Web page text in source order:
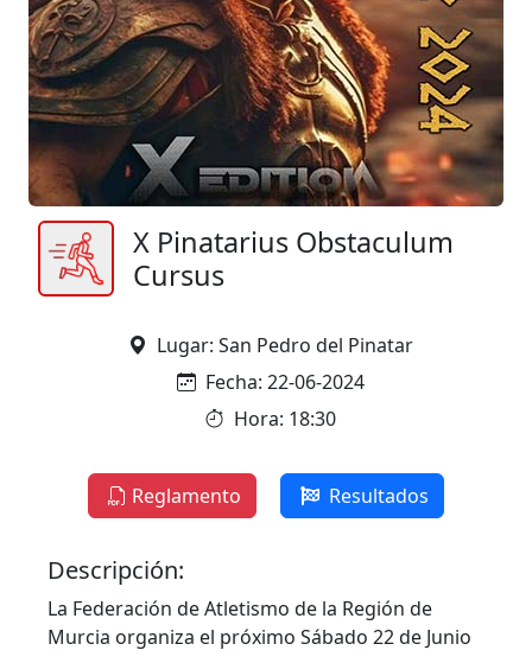
X Pinatarius Obstaculum
Cursus
Lugar: San Pedro del Pinatar
Fecha: 22-06-2024
Hora: 18:30
Reglamento Resultados
Descripción:
La Federación de Atletismo de la Región de
Murcia organiza el próximo Sábado 22 de Junio